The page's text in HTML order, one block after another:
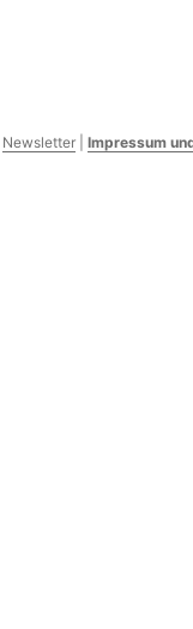
Newsletter Impressum